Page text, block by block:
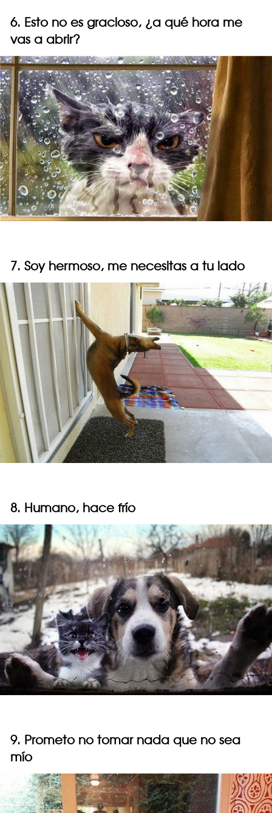
6. Esto no es gracioso, ¿a qué hora me
vas a abrir?
7. Soy hermoso, me necesitas a tu lado
8. Humano, hace frío
9. Prometo no tomar nada que no sea
mío